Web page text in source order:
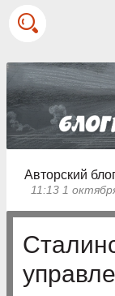
Авторский
11:13 1